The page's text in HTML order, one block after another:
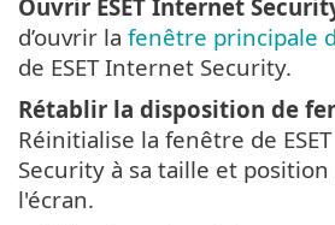
Ouvrir ESET Internet
d’ouvrir la fenêtre principale
de ESET Internet Security.
Rétablir la disposition de
Réinitialise la fenêtre de
Security à sa taille et
l'écran.